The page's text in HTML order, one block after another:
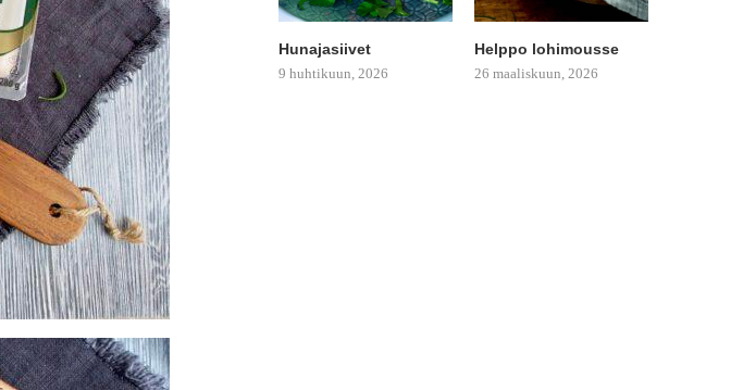
Hunajasiivet
9 huhtikuun, 2026
Helppo lohimousse
26 maaliskuun, 2026